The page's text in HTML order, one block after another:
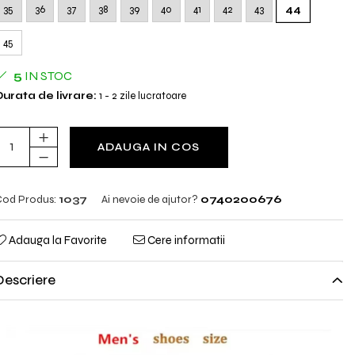
35 36 37 38 39 40 41 42 43 44
45
5 IN STOC
de livrare: 1 - 2 zile lucratoare
ADAUGA IN COS
Produs: 1037 Ai nevoie de ajutor? 0740200676
Adauga la Favorite Cere informatii